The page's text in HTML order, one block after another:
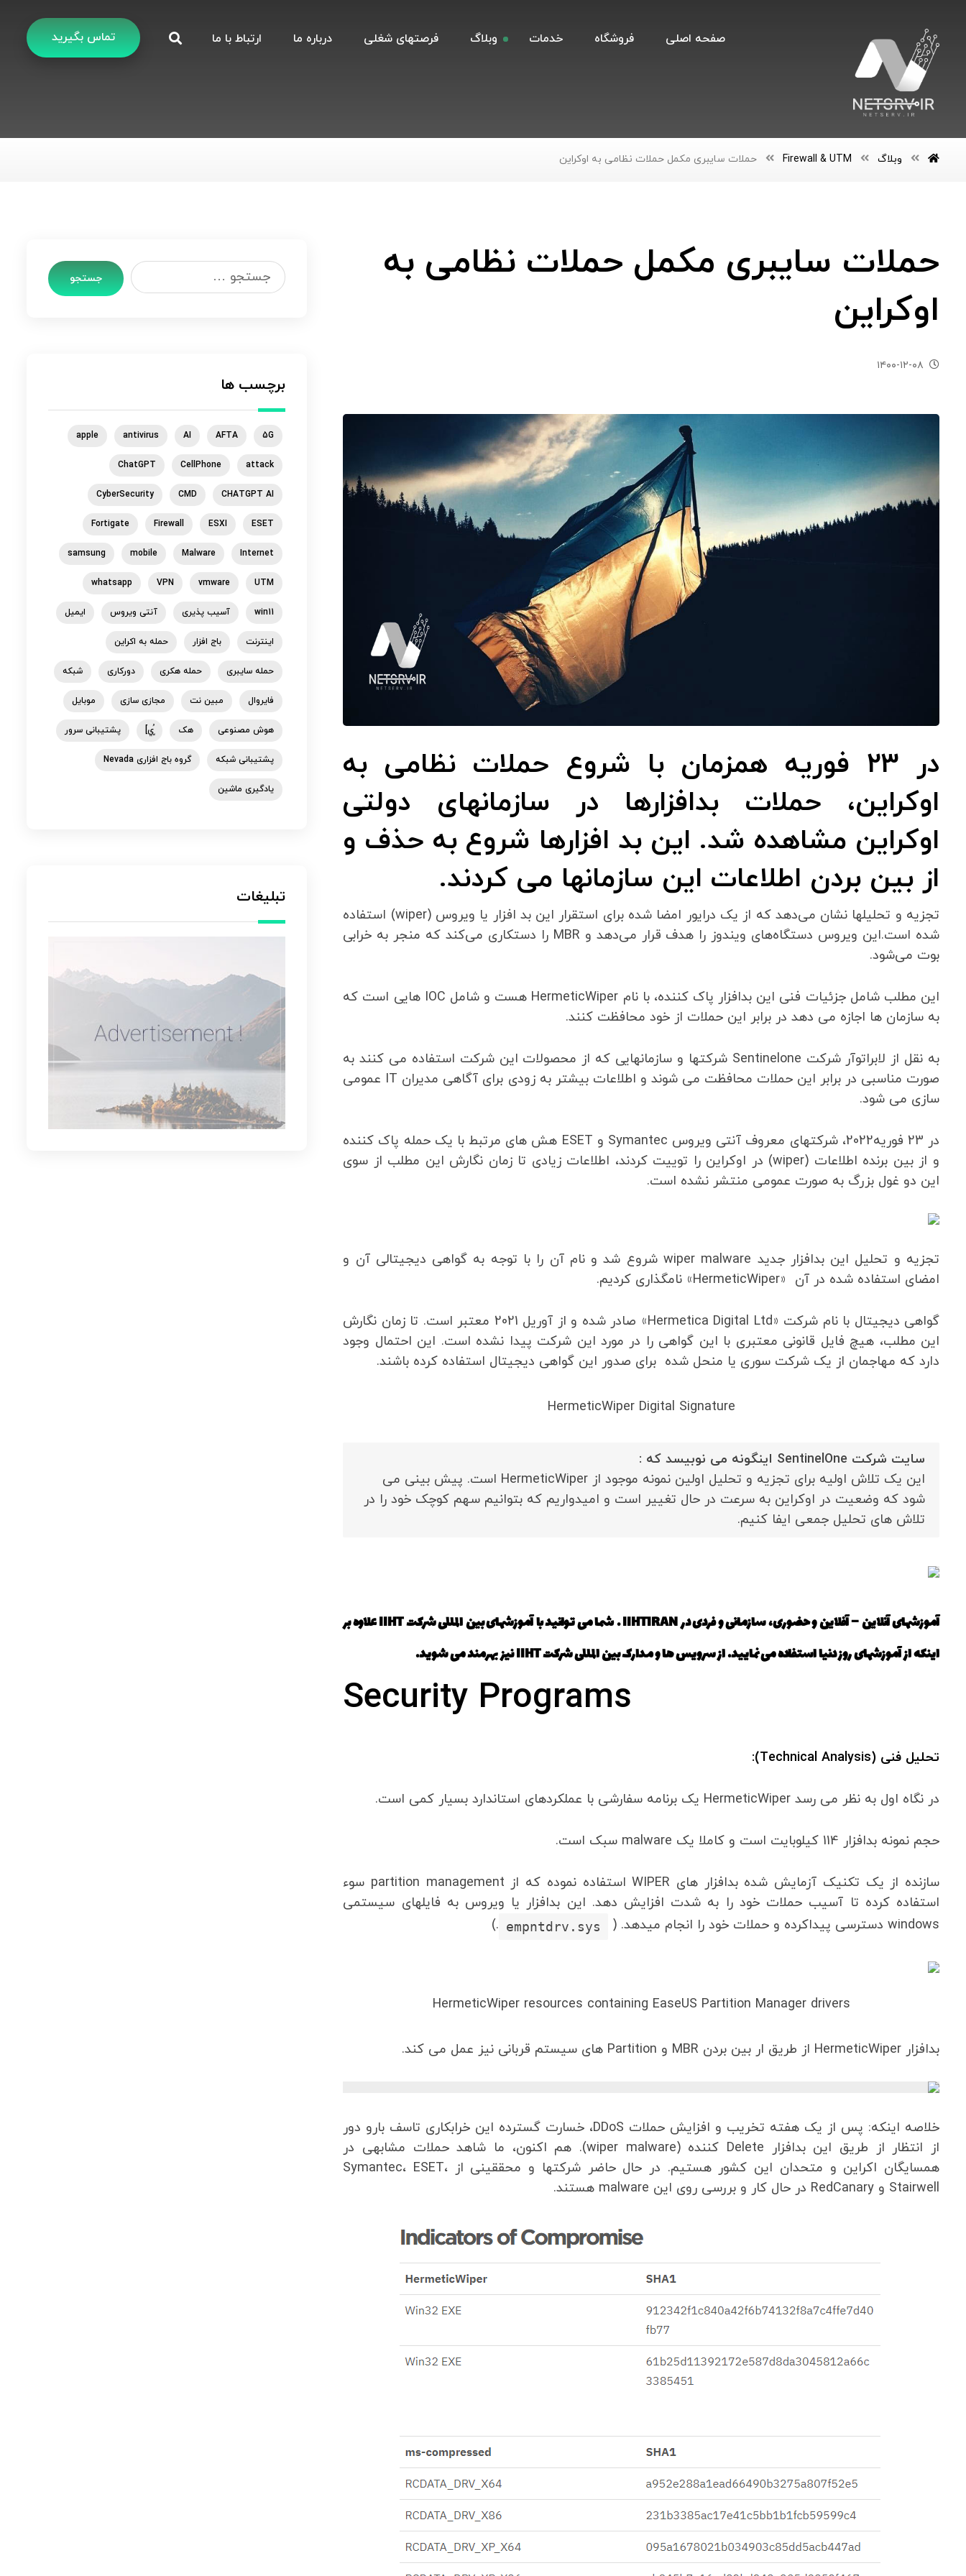
تماس بگیرید صفحه اصلی فروشگاه خدمات وبلاگ فرصتهای شغلی درباره ما ارتباط با ما
وبلاگ Firewall & UTM حملات سایبری مکمل حملات نظامی به اوکراین
حملات سایبری مکمل حملات نظامی به
اوکراین
۱۴۰۰-۱۲-۰۸
در 23 فوریه همزمان با شروع حملات نظامی به
اوکراین، حملات بدافزارها در سازمانهای دولتی
اوکراین مشاهده شد. این بد افزارها شروع به حذف و
از بین بردن اطلاعات این سازمانها می کردند.
تجزیه و تحلیلها نشان می‌دهد که از یک درایور امضا شده برای استقرار این بد افزار یا ویروس (wiper) استفاده
شده است.این ویروس دستگاه‌های ویندوز را هدف قرار می‌دهد و MBR را دستکاری می‌کند که منجر به خرابی
بوت می‌شود.
این مطلب شامل جزئیات فنی این بدافزار پاک کننده، با نام HermeticWiper هست و شامل IOC هایی است که
به سازمان ها اجازه می دهد در برابر این حملات از خود محافظت کنند.
به نقل از لابراتوآر شرکت Sentinelone شرکتها و سازمانهایی که از محصولات این شرکت استفاده می کنند به
صورت مناسبی در برابر این حملات محافظت می شوند و اطلاعات بیشتر به زودی برای آگاهی مدیران IT عمومی
سازی می شود.
در 23 فوریه2022، شرکتهای معروف آنتی ویروس Symantec و ESET هش های مرتبط با یک حمله پاک کننده
و از بین برنده اطلاعات (wiper) در اوکراین را توییت کردند، اطلاعات زیادی تا زمان نگارش این مطلب از سوی
این دو غول بزرگ به صورت عمومی منتشر نشده است.
تجزیه و تحلیل این بدافزار جدید wiper malware شروع شد و نام آن را با توجه به گواهی دیجیتالی آن و
امضای استفاده شده در آن «HermeticWiper» نامگذاری کردیم.
گواهی دیجیتال با نام شرکت «Hermetica Digital Ltd» صادر شده و از آوریل 2021 معتبر است. تا زمان نگارش
این مطلب، هیچ فایل قانونی معتبری با این گواهی را در مورد این شرکت پیدا نشده است. این احتمال وجود
دارد که مهاجمان از یک شرکت سوری یا منحل شده برای صدور این گواهی دیجیتال استفاده کرده باشند.
HermeticWiper Digital Signature
سایت شرکت SentinelOne اینگونه می نوبیسد که :
این یک تلاش اولیه برای تجزیه و تحلیل اولین نمونه موجود از HermeticWiper است. پیش بینی می
شود که وضعیت در اوکراین به سرعت در حال تغییر است و امیدواریم که بتوانیم سهم کوچک خود را در
تلاش های تحلیل جمعی ایفا کنیم.
آموزشهای آنلاین – آفلاین و حضوری، سازمانی و فردی درIIHTIRAN
. شما می توانید با آموزشهای بین المللی شرکت IIHT علاوه بر
اینکه از آموزشهای روز دنیا استفاده می نمایید. از سرویس ها و مدارک بین المللی شرکت IIHT نیز بهرمند می شوید.
Security Programs
تحلیل فنی (Technical Analysis):
در نگاه اول به نظر می رسد HermeticWiper یک برنامه سفارشی با عملکردهای استاندارد بسیار کمی است.
حجم نمونه بدافزار 114 کیلوبایت است و کاملا یک malware سبک است.
سازنده از یک تکنیک آزمایش شده بدافزار های WIPER استفاده نموده که از partition management سوء
استفاده کرده تا آسیب حملات خود را به شدت افزایش دهد. این بدافزار یا ویروس به فایلهای سیستمی
windows دسترسی پیداکرده و حملات خود را انجام میدهد. (
empntdrv.sys
.)
HermeticWiper resources containing EaseUS Partition Manager drivers
بدافزار HermeticWiper از طریق ار بین بردن MBR و Partition های سیستم قربانی نیز عمل می کند.
خلاصه اینکه: پس از یک هفته تخریب و افزایش حملات DDoS، خسارت گسترده این خرابکاری تاسف بارو دور
از انتظار از طریق این بدافزار Delete کننده (wiper malware). هم اکنون، ما شاهد حملات مشابهی در
همسایگان اکراین و متحدان این کشور هستیم. در حال حاضر شرکتها و محققینی از Symantec، ESET،
Stairwell و RedCanary در حال کار و بررسی روی این malware هستند.
جستجو
برچسب ها
5G
AFTA
AI
antivirus
apple
attack
CellPhone
ChatGPT
CHATGPT AI
CMD
CyberSecurity
ESET
ESXI
Firewall
Fortigate
Internet
Malware
mobile
samsung
UTM
vmware
VPN
whatsapp
win11 آسیب پذیری آنتی ویروس ایمیل
اینترنت باج افزار حمله به اکراین
حمله سایبری حمله هکری دورکاری شبکه
فایروال مبین نت مجازی سازی موبایل
هوش مصنوعی هک ٍُي] پشتیبانی سرور
پشتیبانی شبکه گروه باج افزاری Nevada
یادگیری ماشین
تبلیغات